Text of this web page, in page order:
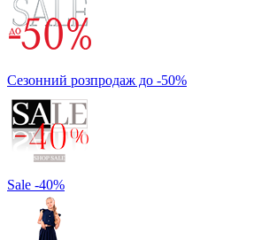
Сезонний розпродаж до -50%
Sale -40%